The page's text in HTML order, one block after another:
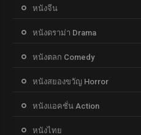
หนังจีน
หนังดราม่า Drama
หนังตลก Comedy
หนังสยองขวัญ Horror
หนังแอคชั่น Action
หนังไทย